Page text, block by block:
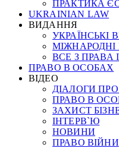
ПРАКТИКА
UKRAINIAN LAW
ВИДАННЯ
УКРАЇНСЬКІ
ВСЕ З ПРАВА
ПРАВО В ОСОБАХ
ВІДЕО
ДІАЛОГИ
ПРАВО В
ЗАХИСТ
ІНТЕРВ`Ю
НОВИНИ
ПРАВО ВІЙНИ